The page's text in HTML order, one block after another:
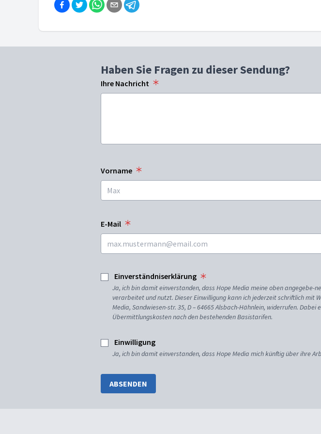
Haben Sie Fragen zu dieser Sendung?
Ihre Nachricht
Vorname
E-Mail
Einverständniserklärung
Ja, ich bin damit einverstanden, dass Hope Media meine oben angegebe-
verarbeitet und nutzt. Dieser Einwilligung kann ich jederzeit schriftlich mit
Media, Sandwiesen-str. 35, D – 64665 Alsbach-Hähnlein, widerrufen.
Übermittlungskosten nach den bestehenden Basistarifen.
Einwilligung
Ja, ich bin damit einverstanden, dass Hope Media mich künftig über ihre
ABSENDEN